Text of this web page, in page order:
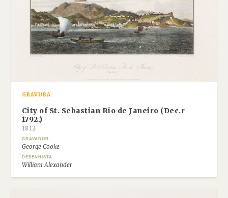
GRAVURA
City of St. Sebastian Rio de Janeiro (Dec.r
1792.)
1812
GRAVADOR
George Cooke
DESENHISTA
William Alexander